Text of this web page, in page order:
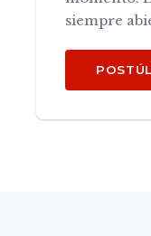
siempre